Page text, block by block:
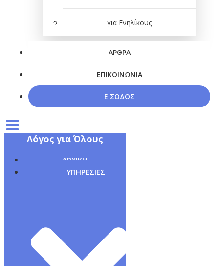
για Ενηλίκους
ΑΡΘΡΑ
ΕΠΙΚΟΙΝΩΝΙΑ
ΕΙΣΟΔΟΣ
Λόγος για Όλους
ΑΡΧΙΚΗ
ΥΠΗΡΕΣΙΕΣ